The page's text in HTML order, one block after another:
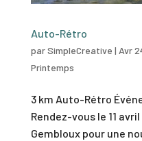
Auto-Rétro
parSimpleCreative | Avr
Printemps
3 km Auto-Rétro
Rendez-vous le 11
Gembloux pour une